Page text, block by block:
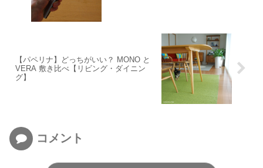
【パペリナ】どっちがいい？ MONO と
VERA 敷き比べ【リビング・ダイニン
グ】
コメント